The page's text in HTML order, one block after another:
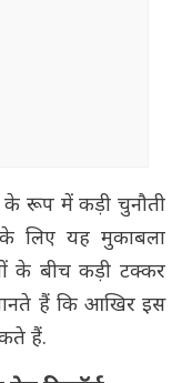
रूप में कड़ी चुनौती
के लिए यह मुकाबला
के बीच कड़ी टक्कर
हैं कि आखिर इस
हैं.